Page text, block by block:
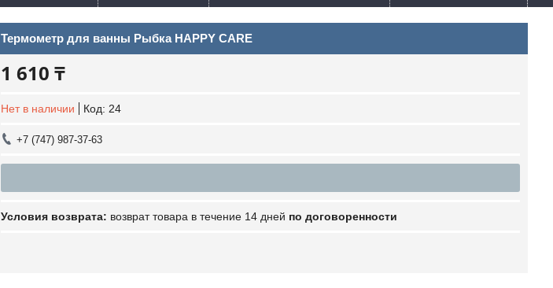
Термометр для ванны Рыбка HAPPY CARE
1 610 ₸
Нет в наличии Код: 24
+7 (747) 987-37-63
возврат товара в течение 14 дней по договоренности